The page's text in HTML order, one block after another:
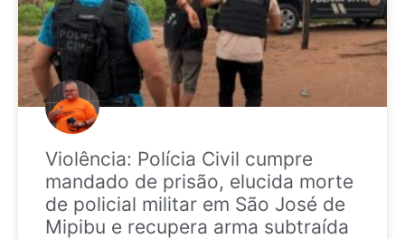
Violência: Polícia Civil cumpre
mandado de prisão, elucida morte
de policial militar em São José de
Mipibu e recupera arma subtraída